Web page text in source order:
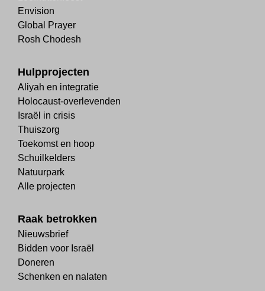
Envision
Global Prayer
Rosh Chodesh
Hulpprojecten
Aliyah en integratie
Holocaust-overlevenden
Israël in crisis
Thuiszorg
Toekomst en hoop
Schuilkelders
Natuurpark
Alle projecten
Raak betrokken
Nieuwsbrief
Bidden voor Israël
Doneren
Schenken en nalaten